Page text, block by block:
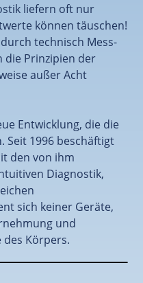
liefern oft nur
können täuschen!
technisch Mess-
die Prinzipien der
außer Acht
Entwicklung, die die
Seit 1996 beschäftigt
den von ihm
Diagnostik,
sich keiner Geräte,
und
Körpers.